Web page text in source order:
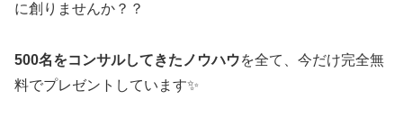
に創りませんか？？
500名をコンサルしてきたノウハウを全て、今だけ完全無
料でプレゼントしています✨